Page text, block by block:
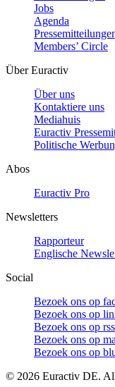
Jobs
Agenda
Members’ Circle
Über Euractiv
Über uns
Kontaktiere uns
Mediahuis
Euractiv
Politische
Abos
Euractiv Pro
Newsletters
Rapporteur
Englische
Social
Bezoek ons op
Bezoek ons op
Bezoek ons op
Bezoek ons op
Bezoek ons op
© 2026 Euractiv DE.